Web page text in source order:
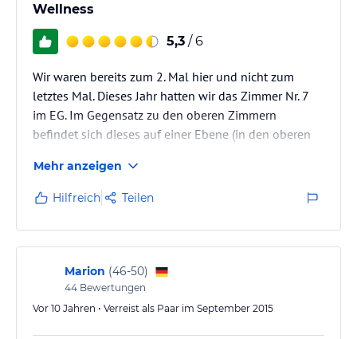
Wellness
5,3 / 6
Wir waren bereits zum 2. Mal hier und nicht zum
letztes Mal. Dieses Jahr hatten wir das Zimmer Nr. 7
im EG. Im Gegensatz zu den oberen Zimmern
befindet sich dieses auf einer Ebene (in den oberen
erreichbar durch eine Treppe). Uns hat dieses Zimmer
eher zugesagt, da man so vom Bett aus TV schauen
Das Bad hat eine Sonnendusche, also ein
Bräunungspaneel in die Dusche integriert.
Vorhanden sind ferner Kühlschrank, Wasserkocher,
Kaffeeautomat mit ganzen Bohnen…
Mehr anzeigen
Hilfreich Teilen
Marion (46-50)
44 Bewertungen
Vor 10 Jahren • Verreist als Paar im September 2015